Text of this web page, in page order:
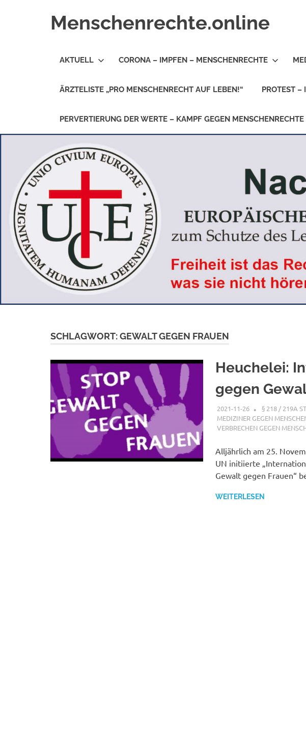
Menschenrechte.online
alle
Geborene
AKTUELL CORONA – IMPFEN – MENSCHENRECHTE
ÄRZTELISTE „PRO MENSCHENRECHT AUF LEBEN!“ PROTEST –
PERVERTIERUNG DER WERTE – KAMPF GEGEN MENSCHENRECHTE
SCHLAGWORT:GEWALT GEGEN FRAUEN
Heuchelei:
gegen
2021-11-26 XX
§ 218 / 219A
MEDIZINER GEGEN
VERBRECHEN GEGEN
Alljährlich am 25.
UN initiierte
Gewalt gegen Frauen“
WEITERLESEN